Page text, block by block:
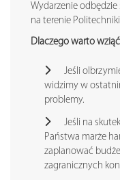
Wydarzenie odbędzie
na terenie
Dlaczego warto wziąć
Jeśli
widzimy w
problemy.
Jeśli na
Państwa marże
zaplanować
zagranicznych